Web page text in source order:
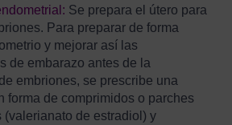
Se prepara el útero para
Para preparar de forma
y mejorar así las
de embarazo antes de la
embriones, se prescribe una
forma de comprimidos o parches
(valerianato de estradiol) y